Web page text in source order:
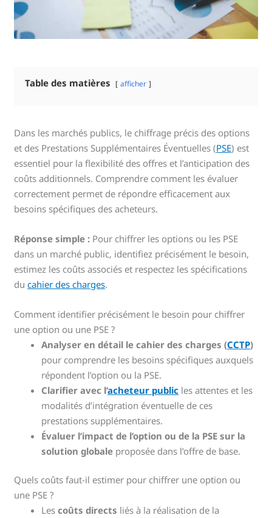
Table des matières afficher
Dans les marchés publics, le chiffrage précis des options
et des Prestations Supplémentaires Éventuelles (PSE) est
essentiel pour la flexibilité des offres et l’anticipation des
coûts additionnels. Comprendre comment les évaluer
correctement permet de répondre efficacement aux
besoins spécifiques des acheteurs.
Réponse simple : Pour chiffrer les options ou les PSE
dans un marché public, identifiez précisément le besoin,
estimez les coûts associés et respectez les spécifications
ducahier des charges.
Comment identifier précisément le besoin pour chiffrer
une option ou une PSE ?
Analyser en détail le cahier des charges (CCTP)
pour comprendre les besoins spécifiques auxquels
répondent l’option ou la PSE.
Clarifier avec l’acheteur public les attentes et les
modalités d’intégration éventuelle de ces
prestations supplémentaires.
Évaluer l’impact de l’option ou de la PSE sur la
solution globale proposée dans l’offre de base.
Quels coûts faut-il estimer pour chiffrer une option ou
une PSE ?
Lescoûts directs liés à la réalisation de la